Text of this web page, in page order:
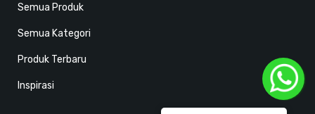
Semua Produk
Semua Kategori
Produk Terbaru
Inspirasi